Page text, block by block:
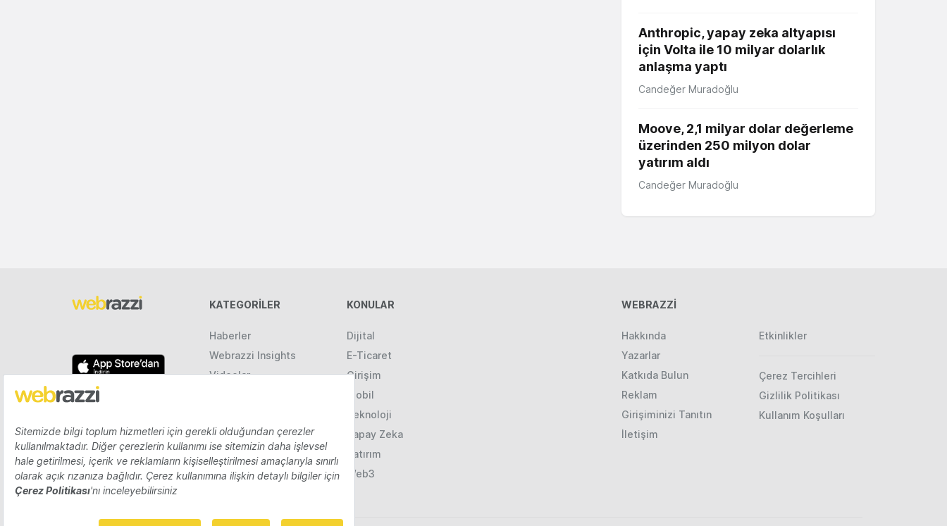
Anthropic, yapay zeka altyapısı
için Volta ile 10 milyar dolarlık
anlaşma yaptı
Candeğer Muradoğlu
Moove, 2,1 milyar dolar değerleme
üzerinden 250 milyon dolar
yatırım aldı
Candeğer Muradoğlu
KATEGORILER
Haberler
Webrazzi Insights
Videolar
KONULAR
Dijital
E-Ticaret
Girişim
Mobil
Teknoloji
Yapay Zeka
Yatırım
Web3
WEBRAZZİ
Hakkında
Yazarlar
Katkıda Bulun
Reklam
Girişiminizi Tanıtın
İletişim
Etkinlikler
Çerez Tercihleri
Gizlilik Politikası
Kullanım Koşulları